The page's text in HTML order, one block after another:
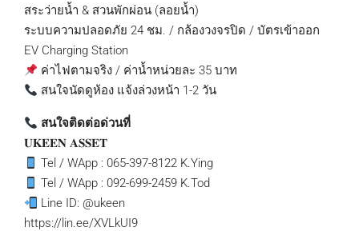
สระว่ายน้ำ & สวนพักผ่อน (ลอยน้ำ)
ระบบความปลอดภัย 24 ชม. / กล้องวงจรปิด / บัตรเข้าออก
EV Charging Station
ค่าไฟตามจริง / ค่าน้ำหน่วยละ 35 บาท
สนใจนัดดูห้อง แจ้งล่วงหน้า 1-2 วัน
สนใจติดต่อด่วนที่
𝐔𝐊𝐄𝐄𝐍 𝐀𝐒𝐒𝐄𝐓
Tel / WApp : 065-397-8122 K.Ying
Tel / WApp : 092-699-2459 K.Tod
Line ID: @ukeen
https://lin.ee/XVLkUI9